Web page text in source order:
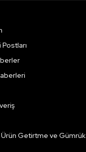
Ürün Getirtme ve Gümrük